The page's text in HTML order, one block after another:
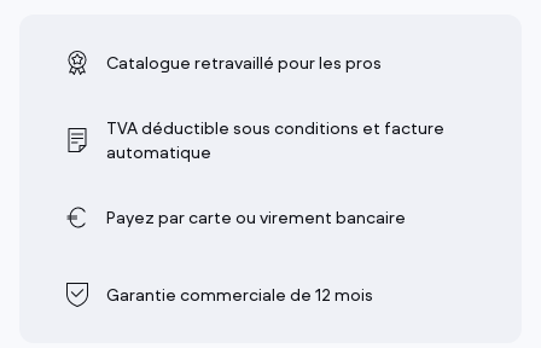
Catalogue retravaillé pour les pros
TVA déductible sous conditions et facture
automatique
Payez par carte ou virement bancaire
Garantie commerciale de 12 mois